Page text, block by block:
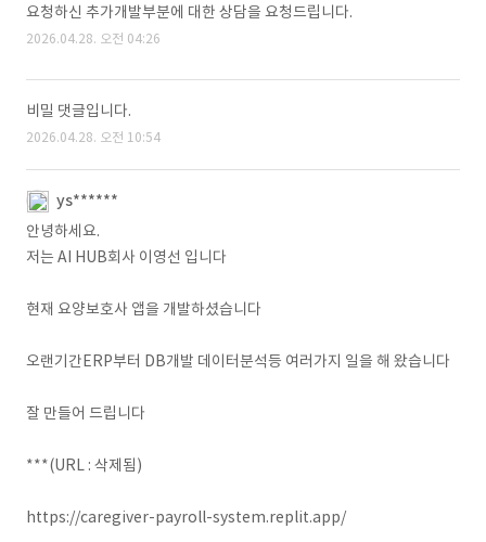
요청하신 추가개발부분에 대한 상담을 요청드립니다.
2026.04.28. 오전 04:26
비밀 댓글입니다.
2026.04.28. 오전 10:54
ys******
안녕하세요.
저는 AI HUB회사 이영선 입니다
현재 요양보호사 앱을 개발하셨습니다
오랜기간ERP부터 DB개발 데이터분석등 여러가지 일을 해 왔습니다
잘 만들어 드립니다
***(URL : 삭제됨)
https://caregiver-payroll-system.replit.app/